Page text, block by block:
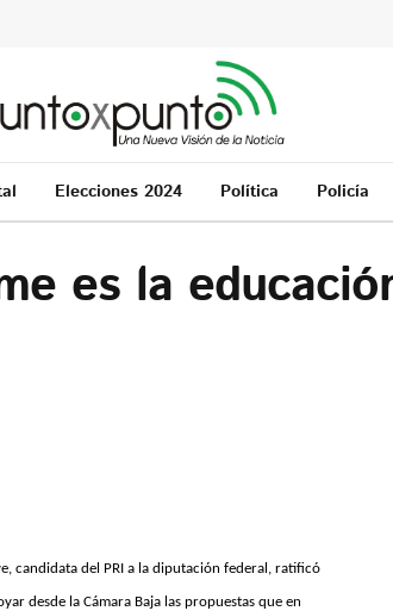
Elecciones 2024 Política Policía
es la
candidata del PRI a la diputación federal, ratificó
desde la Cámara Baja las propuestas que en